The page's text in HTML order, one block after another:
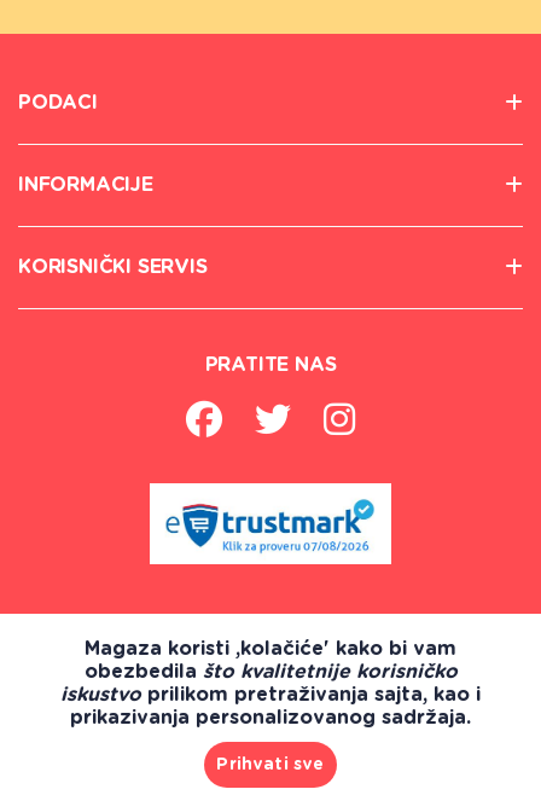
PODACI
INFORMACIJE
KORISNIČKI SERVIS
PRATITE NAS
Sva prava zadržana 2018
Magaza koristi ,kolačiće' kako bi vam
obezbedila što kvalitetnije korisničko
iskustvoprilikom pretraživanja sajta, kao i
prikazivanja personalizovanog sadržaja.
Prihvati sve